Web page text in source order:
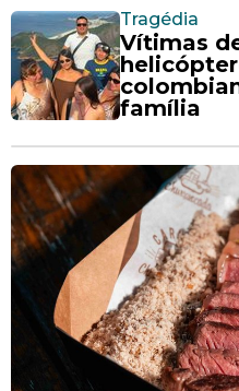
Tragédia
Vítimas
família